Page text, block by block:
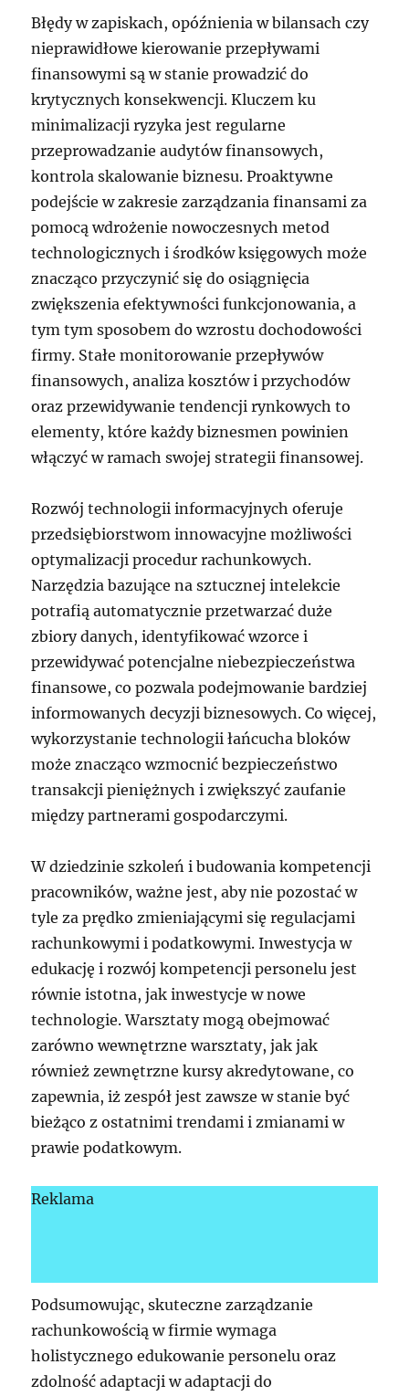
Błędy w zapiskach, opóźnienia w bilansach czy
nieprawidłowe kierowanie przepływami
finansowymi są w stanie prowadzić do
krytycznych konsekwencji. Kluczem ku
minimalizacji ryzyka jest regularne
przeprowadzanie audytów finansowych,
kontrola skalowanie biznesu. Proaktywne
podejście w zakresie zarządzania finansami za
pomocą wdrożenie nowoczesnych metod
technologicznych i środków księgowych może
znacząco przyczynić się do osiągnięcia
zwiększenia efektywności funkcjonowania, a
tym tym sposobem do wzrostu dochodowości
firmy. Stałe monitorowanie przepływów
finansowych, analiza kosztów i przychodów
oraz przewidywanie tendencji rynkowych to
elementy, które każdy biznesmen powinien
włączyć w ramach swojej strategii finansowej.
Rozwój technologii informacyjnych oferuje
przedsiębiorstwom innowacyjne możliwości
optymalizacji procedur rachunkowych.
Narzędzia bazujące na sztucznej intelekcie
potrafią automatycznie przetwarzać duże
zbiory danych, identyfikować wzorce i
przewidywać potencjalne niebezpieczeństwa
finansowe, co pozwala podejmowanie bardziej
informowanych decyzji biznesowych. Co więcej,
wykorzystanie technologii łańcucha bloków
może znacząco wzmocnić bezpieczeństwo
transakcji pieniężnych i zwiększyć zaufanie
między partnerami gospodarczymi.
W dziedzinie szkoleń i budowania kompetencji
pracowników, ważne jest, aby nie pozostać w
tyle za prędko zmieniającymi się regulacjami
rachunkowymi i podatkowymi. Inwestycja w
edukację i rozwój kompetencji personelu jest
równie istotna, jak inwestycje w nowe
technologie. Warsztaty mogą obejmować
zarówno wewnętrzne warsztaty, jak jak
również zewnętrzne kursy akredytowane, co
zapewnia, iż zespół jest zawsze w stanie być
bieżąco z ostatnimi trendami i zmianami w
prawie podatkowym.
Reklama
Podsumowując, skuteczne zarządzanie
rachunkowością w firmie wymaga
holistycznego edukowanie personelu oraz
zdolność adaptacji w adaptacji do